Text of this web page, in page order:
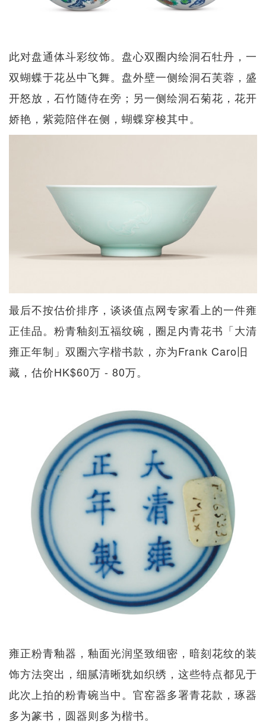
此对盘通体斗彩纹饰。盘心双圈内绘洞石牡丹，一
双蝴蝶于花丛中飞舞。盘外壁一侧绘洞石芙蓉，盛
开怒放，石竹随侍在旁；另一侧绘洞石菊花，花开
娇艳，紫菀陪伴在侧，蝴蝶穿梭其中。
最后不按估价排序，谈谈值点网专家看上的一件雍
正佳品。粉青釉刻五福纹碗，圈足内青花书「大清
雍正年制」双圈六字楷书款，亦为Frank Caro旧
藏，估价HK$60万 - 80万。
雍正粉青釉器，釉面光润坚致细密，暗刻花纹的装
饰方法突出，细腻清晰犹如织绣，这些特点都见于
此次上拍的粉青碗当中。官窑器多署青花款，琢器
多为篆书，圆器则多为楷书。